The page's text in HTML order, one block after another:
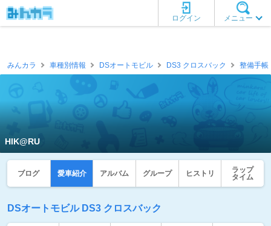
メニュー
ログイン
みんカラ 車種別情報 DSオートモビル DS3 クロスバック 整備手帳
HIK@RU
ブログ 愛車紹介 アルバム グループ ヒストリ
ラップ
タイム
DSオートモビル DS3 クロスバック